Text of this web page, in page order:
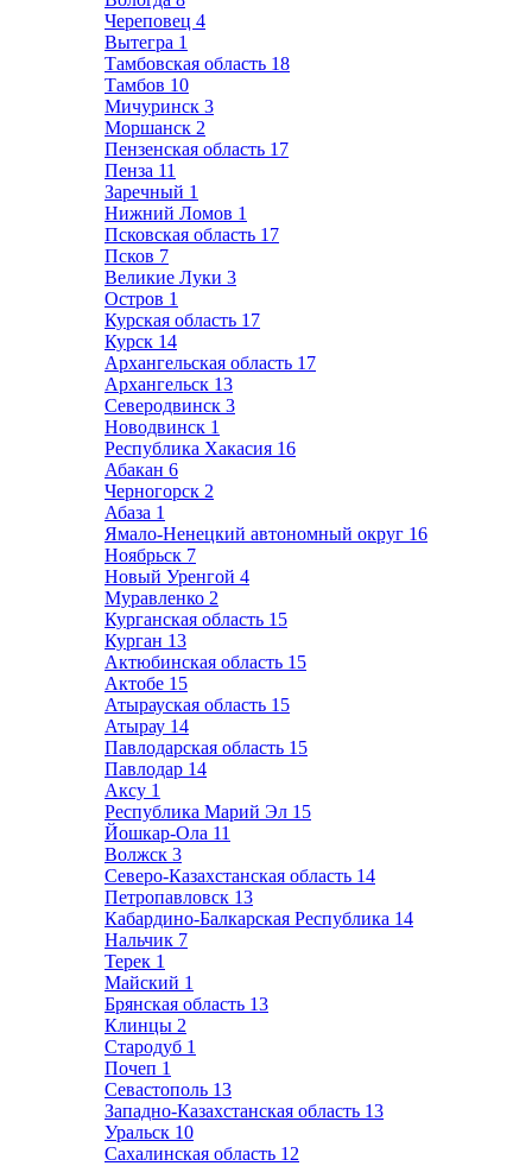
Череповец 4
Вытегра 1
Тамбовская область 18
Тамбов 10
Мичуринск 3
Моршанск 2
Пензенская область 17
Пенза 11
Заречный 1
Нижний Ломов 1
Псковская область 17
Псков 7
Великие Луки 3
Остров 1
Курская область 17
Курск 14
Архангельская область 17
Архангельск 13
Северодвинск 3
Новодвинск 1
Республика Хакасия 16
Абакан 6
Черногорск 2
Абаза 1
Ямало-Ненецкий автономный округ 16
Ноябрьск 7
Новый Уренгой 4
Муравленко 2
Курганская область 15
Курган 13
Актюбинская область 15
Актобе 15
Атырауская область 15
Атырау 14
Павлодарская область 15
Павлодар 14
Аксу 1
Республика Марий Эл 15
Йошкар-Ола 11
Волжск 3
Северо-Казахстанская область 14
Петропавловск 13
Кабардино-Балкарская Республика 14
Нальчик 7
Терек 1
Майский 1
Брянская область 13
Клинцы 2
Стародуб 1
Почеп 1
Севастополь 13
Западно-Казахстанская область 13
Уральск 10
Сахалинская область 12